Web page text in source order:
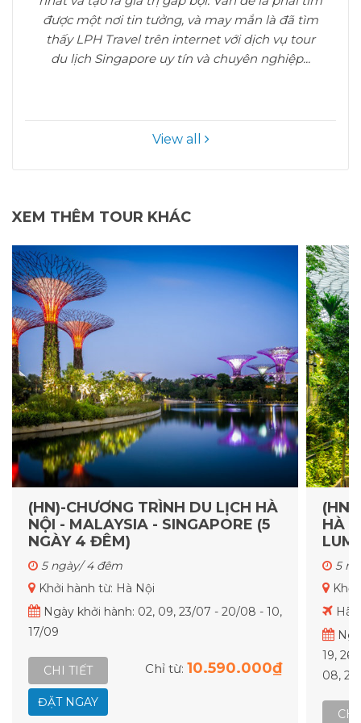
được một nơi tin tưởng, và may mắn là đã tìm
thấy LPH Travel trên internet với dịch vụ tour
du lịch Singapore uy tín và chuyên nghiệp...
View all
XEM THÊM TOUR KHÁC
(HN)-CHƯƠNG TRÌNH DU LỊCH HÀ
NỘI - MALAYSIA - SINGAPORE (5
NGÀY 4 ĐÊM)
5 ngày/ 4 đêm
Khởi hành từ: Hà Nội
Ngày khởi hành: 02, 09, 23/07 - 20/08 - 10,
17/09
CHI TIẾT
ĐẶT NGAY
Chỉ từ: 10.590.000₫
(HN)
HÀ
5
19,
08,